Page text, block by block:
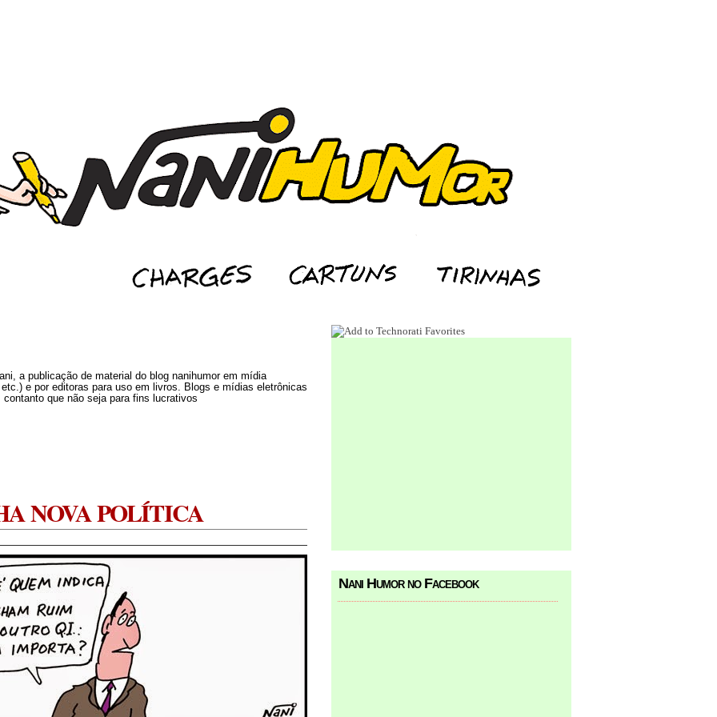
a publicação de material do blog nanihumor em mídia
e por editoras para uso em livros. Blogs e mídias eletrônicas
que não seja para fins lucrativos
NOVA POLÍTICA
Nani Humor no Facebook